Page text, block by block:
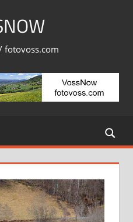
fotovoss.com